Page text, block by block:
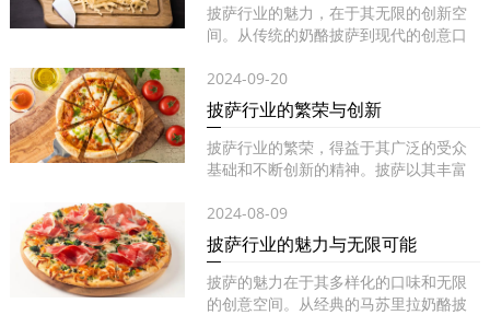
披萨行业的魅力，在于其无限的创新空
间。从传统的奶酪披萨到现代的创意口
2024-09-20
披萨行业的繁荣与创新
披萨行业的繁荣，得益于其广泛的受众
基础和不断创新的精神。披萨以其丰富
2024-08-09
披萨行业的魅力与无限可能
披萨的魅力在于其多样化的口味和无限
的创意空间。从经典的马苏里拉奶酪披